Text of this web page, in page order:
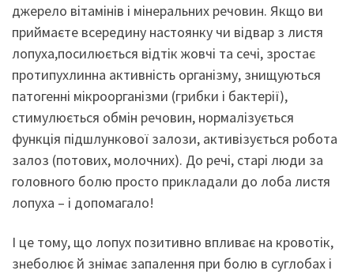
джерело вітамінів і мінеральних речовин. Якщо ви
приймаєте всередину настоянку чи відвар з листя
лопуха,посилюється відтік жовчі та сечі, зростає
протипухлинна активність організму, знищуються
патогенні мікроорганізми (грибки і бактерії),
стимулюється обмін речовин, нормалізується
функція підшлункової залози, активізується робота
залоз (потових, молочних). До речі, старі люди за
головного болю просто прикладали до лоба листя
лопуха – і допомагало!
І це тому, що лопух позитивно впливає на кровотік,
знеболює й знімає запалення при болю в суглобах і